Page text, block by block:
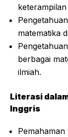
matematika
berbagai
ilmiah.
Literasi
Inggris